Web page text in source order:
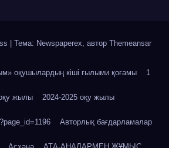
Тема: Newspaperex, автор Themeansar
оқушылардың кіші ғылыми қоғамы 1
жылы 2024-2025 оқу жылы
Авторлық бағдарламалар